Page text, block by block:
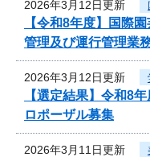
2026年3月12日更新
【令和8年度】国際
管理及び運行管理業
2026年3月12日更新
【選定結果】令和8
ロポーザル募集
2026年3月11日更新